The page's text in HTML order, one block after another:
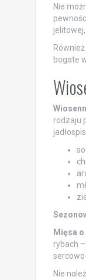
Nie
bogate
rodzaju
Mięsa
rybach
Nie